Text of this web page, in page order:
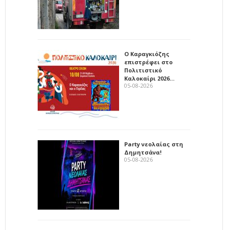
Ο Καραγκιόζης
επιστρέφει στο
Πολιτιστικό
Καλοκαίρι 2026…
05-08-2026
Party νεολαίας στη
Δημητσάνα!
05-08-2026